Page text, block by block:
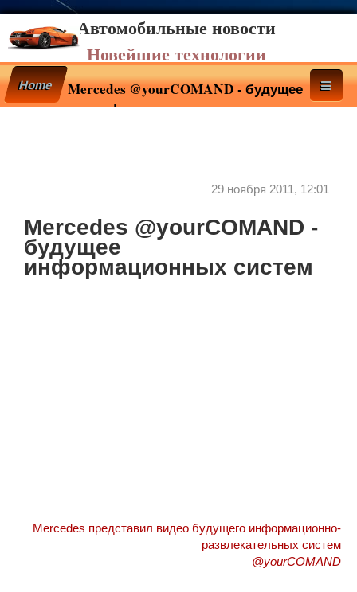
Автомобильные новости
Новейшие технологии
Mercedes @yourCOMAND - будущее
информационных систем
Home
29 ноября 2011, 12:01
Mercedes @yourCOMAND -
будущее
информационных систем
Mercedes представил видео будущего информационно-
развлекательных систем
@yourCOMAND